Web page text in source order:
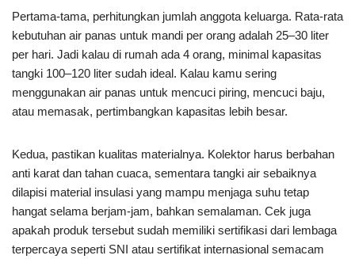
Pertama-tama, perhitungkan jumlah anggota keluarga. Rata-rata
kebutuhan air panas untuk mandi per orang adalah 25–30 liter
per hari. Jadi kalau di rumah ada 4 orang, minimal kapasitas
tangki 100–120 liter sudah ideal. Kalau kamu sering
menggunakan air panas untuk mencuci piring, mencuci baju,
atau memasak, pertimbangkan kapasitas lebih besar.
Kedua, pastikan kualitas materialnya. Kolektor harus berbahan
anti karat dan tahan cuaca, sementara tangki air sebaiknya
dilapisi material insulasi yang mampu menjaga suhu tetap
hangat selama berjam-jam, bahkan semalaman. Cek juga
apakah produk tersebut sudah memiliki sertifikasi dari lembaga
terpercaya seperti SNI atau sertifikat internasional semacam